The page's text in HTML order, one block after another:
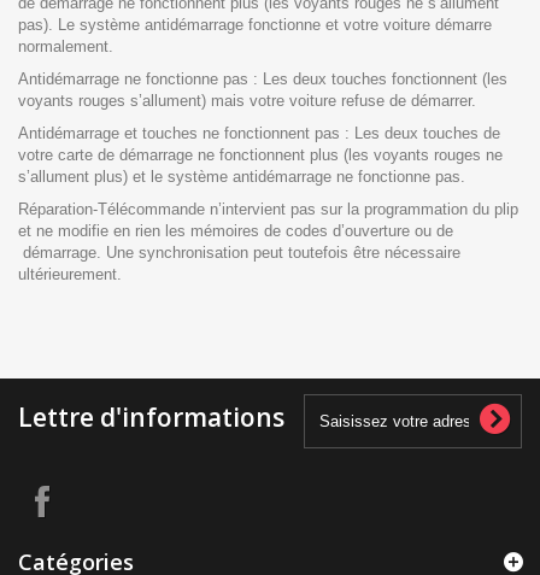
pas). Le système antidémarrage fonctionne et votre voiture démarre
normalement.
Antidémarrage ne fonctionne pas : Les deux touches fonctionnent (les
voyants rouges s’allument) mais votre voiture refuse de démarrer.
Antidémarrage et touches ne fonctionnent pas : Les deux touches de
votre carte de démarrage ne fonctionnent plus (les voyants rouges ne
s’allument plus) et le système antidémarrage ne fonctionne pas.
Réparation-Télécommande n’intervient pas sur la programmation du plip
et ne modifie en rien les mémoires de codes d’ouverture ou de
démarrage. Une synchronisation peut toutefois être nécessaire
ultérieurement.
Lettre d'informations
Catégories